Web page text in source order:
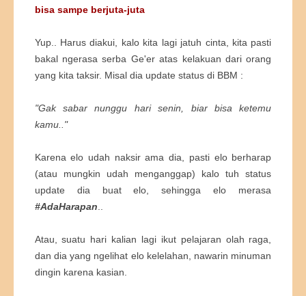
bisa sampe berjuta-juta
Yup.. Harus diakui, kalo kita lagi jatuh cinta, kita pasti
bakal ngerasa serba Ge'er atas kelakuan dari orang
yang kita taksir. Misal dia update status di BBM :
"Gak sabar nunggu hari senin, biar bisa ketemu
kamu.."
Karena elo udah naksir ama dia, pasti elo berharap
(atau mungkin udah menganggap) kalo tuh status
update dia buat elo, sehingga elo merasa
#AdaHarapan..
Atau, suatu hari kalian lagi ikut pelajaran olah raga,
dan dia yang ngelihat elo kelelahan, nawarin minuman
dingin karena kasian.